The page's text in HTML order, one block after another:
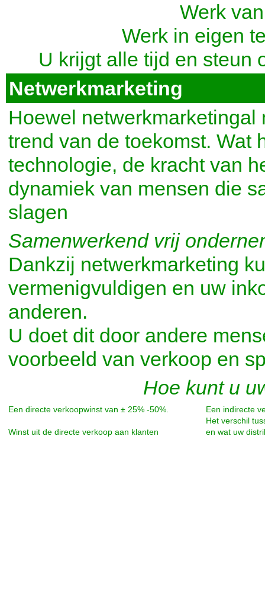
Werk
Werk in eigen
U krijgt alle tijd en steun
Netwerkmarketing
Hoewel
trend van de toekomst. Wat
technologie, de kracht van
dynamiek van mensen die
slagen
Samenwerkend vrij
Dankzij netwerkmarketing
vermenigvuldigen en uw
anderen.
U doet dit door andere
voorbeeld van verkoop en
Hoe kunt u
Een directe verkoopwinst van ± 25% -50%.
Winst uit de directe verkoop aan klanten
Een indirecte
Het verschil
en wat uw